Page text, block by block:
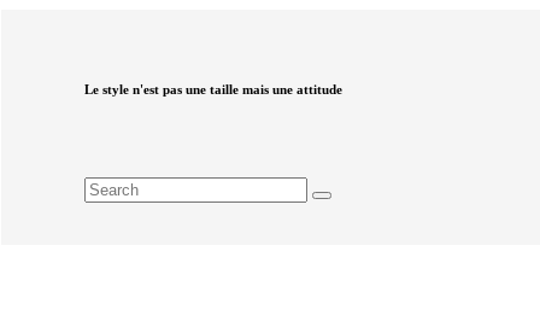
Le style n'est pas une taille mais une attitude